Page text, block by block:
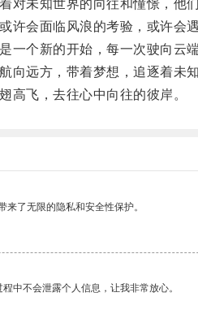
未知世界的向往和憧憬，他们
会面临风浪的考验，或许会遇
个新的开始，每一次驶向云端
远方，带着梦想，追逐着未知
飞，去往心中向往的彼岸。
了无限的隐私和安全性保护。
中不会泄露个人信息，让我非常放心。